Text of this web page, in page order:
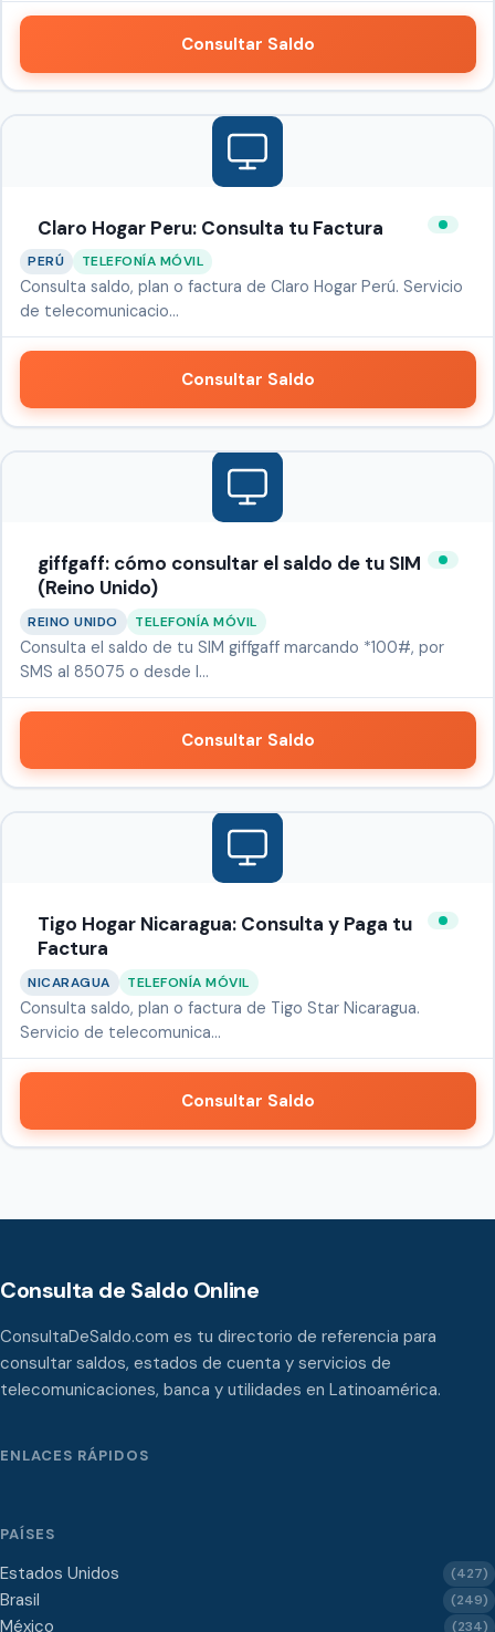
Consultar Saldo
Claro Hogar Peru: Consulta tu Factura
PERÚ TELEFONÍA MÓVIL
Consulta saldo, plan o factura de Claro Hogar Perú. Servicio
de telecomunicacio…
Consultar Saldo
giffgaff: cómo consultar el saldo de tu SIM
(Reino Unido)
REINO UNIDO TELEFONÍA MÓVIL
Consulta el saldo de tu SIM giffgaff marcando *100#, por
SMS al 85075 o desde l…
Consultar Saldo
Tigo Hogar Nicaragua: Consulta y Paga tu
Factura
NICARAGUA TELEFONÍA MÓVIL
Consulta saldo, plan o factura de Tigo Star Nicaragua.
Servicio de telecomunica…
Consultar Saldo
Consulta de Saldo Online
ConsultaDeSaldo.com es tu directorio de referencia para
consultar saldos, estados de cuenta y servicios de
telecomunicaciones, banca y utilidades en Latinoamérica.
ENLACES RÁPIDOS
PAÍSES
Estados Unidos (427)
Brasil (249)
México (234)